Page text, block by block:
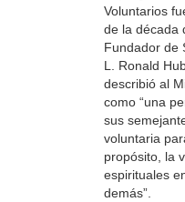
Voluntarios
de la década
Fundador de
L. Ronald
describió al
como “una
sus
voluntaria
propósito, la
espirituales
demás”.